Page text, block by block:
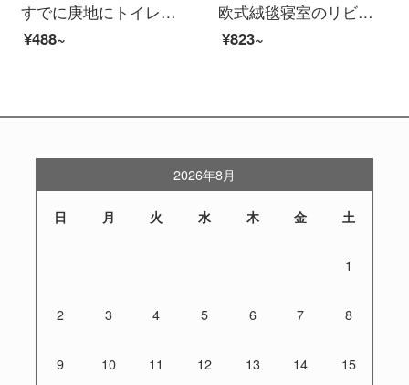
すでに庚地にトイレの浴室の入り口に吸水マットを敷いています。家庭用バスルームの吸水マットに入り、滑り止めの滑り止めマットを踏んで、ベージュ色の40 X 60 CMを敷きます。
¥488~
欧式絨毯寝室のリビングルームが可愛い部屋いっぱいになっています。ベッドのそばに茶几ソファー事務室の長方形の浅黄色萌え95*95 cm【小形クッション】
¥823~
2026年8月
日 月 火 水 木 金 土
1
2 3 4 5 6 7 8
9 10 11 12 13 14 15